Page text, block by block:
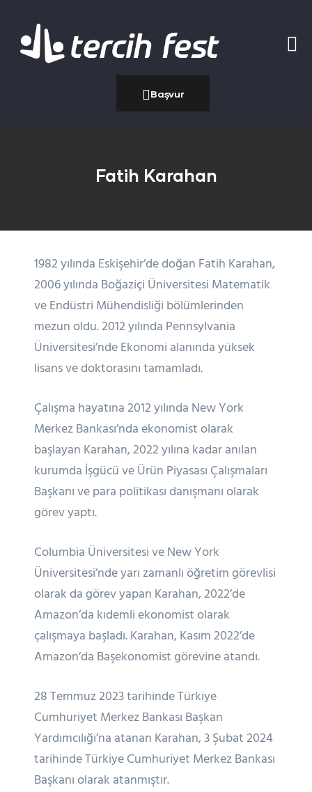
Başvur
Fatih Karahan
1982 yılında Eskişehir’de doğan Fatih Karahan,
2006 yılında Boğaziçi Üniversitesi Matematik
ve Endüstri Mühendisliği bölümlerinden
mezun oldu. 2012 yılında Pennsylvania
Üniversitesi’nde Ekonomi alanında yüksek
lisans ve doktorasını tamamladı.
Çalışma hayatına 2012 yılında New York
Merkez Bankası’nda ekonomist olarak
başlayan Karahan, 2022 yılına kadar anılan
kurumda İşgücü ve Ürün Piyasası Çalışmaları
Başkanı ve para politikası danışmanı olarak
görev yaptı.
Columbia Üniversitesi ve New York
Üniversitesi’nde yarı zamanlı öğretim görevlisi
olarak da görev yapan Karahan, 2022’de
Amazon’da kıdemli ekonomist olarak
çalışmaya başladı. Karahan, Kasım 2022’de
Amazon’da Başekonomist görevine atandı.
28 Temmuz 2023 tarihinde Türkiye
Cumhuriyet Merkez Bankası Başkan
Yardımcılığı’na atanan Karahan, 3 Şubat 2024
tarihinde Türkiye Cumhuriyet Merkez Bankası
Başkanı olarak atanmıştır.